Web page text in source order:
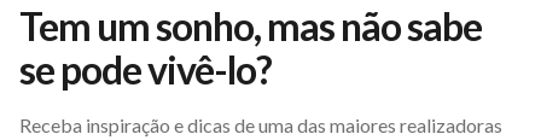
Tem um sonho, mas não sabe
se pode vivê-lo?
Receba inspiração e dicas de uma das maiores realizadoras